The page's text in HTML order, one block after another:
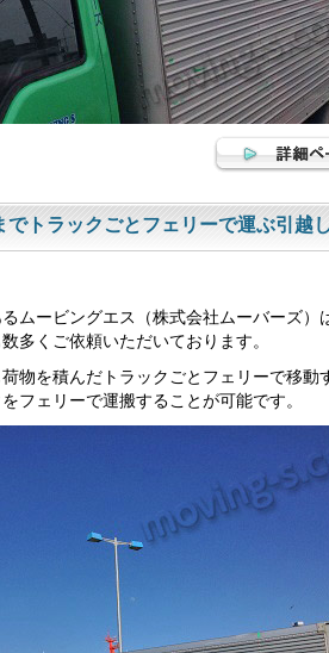
でトラックごとフェリーで運ぶ引越
ムービングエス（株式会社ムーバーズ）
多くご依頼いただいております。
物を積んだトラックごとフェリーで移動
フェリーで運搬することが可能です。